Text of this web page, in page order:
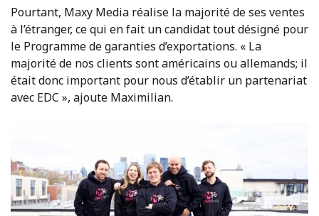
Pourtant, Maxy Media réalise la majorité de ses ventes
à l’étranger, ce qui en fait un candidat tout désigné pour
le Programme de garanties d’exportations. « La
majorité de nos clients sont américains ou allemands; il
était donc important pour nous d’établir un partenariat
avec EDC », ajoute Maximilian.